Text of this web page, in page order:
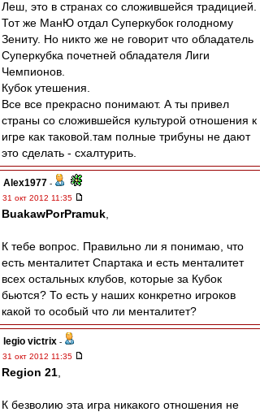
Леш, это в странах со сложившейся традицией.
Тот же МанЮ отдал Суперкубок голодному
Зениту. Но никто же не говорит что обладатель
Суперкубка почетней обладателя Лиги
Чемпионов.
Кубок утешения.
Все все прекрасно понимают. А ты привел
страны со сложившейся культурой отношения к
игре как таковой.там полные трибуны не дают
это сделать - схалтурить.
Alex1977 -
31 окт 2012 11:35
BuakawPorPramuk
К тебе вопрос. Правильно ли я понимаю, что
есть менталитет Спартака и есть менталитет
всех остальных клубов, которые за Кубок
бьются? То есть у наших конкретно игроков
какой то особый что ли менталитет?
legio victrix -
31 окт 2012 11:35
Region 21
К безволию эта игра никакого отношения не